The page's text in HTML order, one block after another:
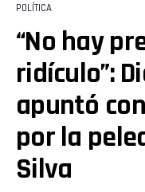
POLÍTICA
“No hay
ridículo”:
apuntó
por la
Silva